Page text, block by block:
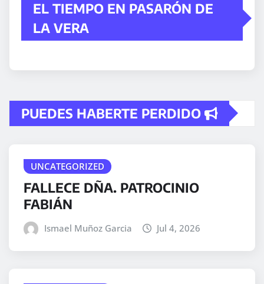
EL TIEMPO EN PASARÓN DE
LA VERA
PUEDES HABERTE PERDIDO
UNCATEGORIZED
FALLECE DÑA. PATROCINIO
FABIÁN
Ismael Muñoz Garcia Jul 4, 2026